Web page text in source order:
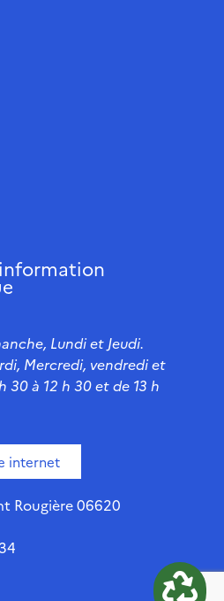
Lundi et Jeudi.
Mercredi, vendredi et
30 à 12 h 30 et de 13 h
internet
Rougière 06620